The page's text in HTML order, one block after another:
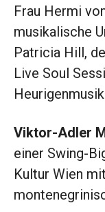
Frau Hermi
musikalische
Patricia Hill,
Live Soul
Viktor-Adler
einer Swing-
Kultur Wien